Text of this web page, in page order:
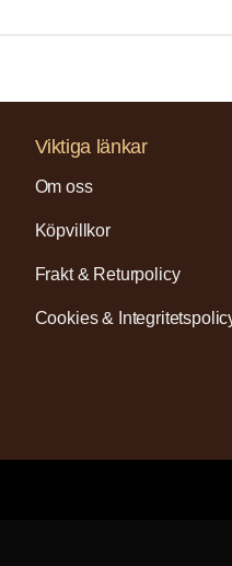
Viktiga länkar
Om oss
Köpvillkor
Frakt & Returpolicy
Cookies &